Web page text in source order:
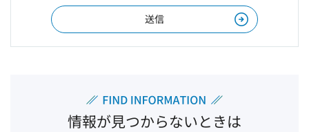
情報が見つからないときは